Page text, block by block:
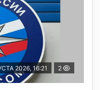
2026, 16:21 2